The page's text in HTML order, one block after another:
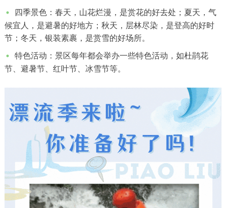
四季景色：春天，山花烂漫，是赏花的好去处；夏天，气
候宜人，是避暑的好地方；秋天，层林尽染，是登高的好时
节；冬天，银装素裹，是赏雪的好场所。
特色活动：景区每年都会举办一些特色活动，如杜鹃花
节、避暑节、红叶节、冰雪节等。